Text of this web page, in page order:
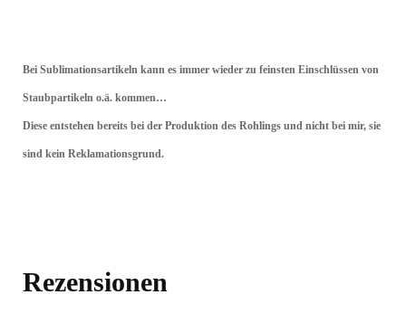
Bei Sublimationsartikeln kann es immer wieder zu feinsten Einschlüssen von
Staubpartikeln o.ä. kommen…
Diese entstehen bereits bei der Produktion des Rohlings und nicht bei mir, sie
sind kein Reklamationsgrund.
Rezensionen